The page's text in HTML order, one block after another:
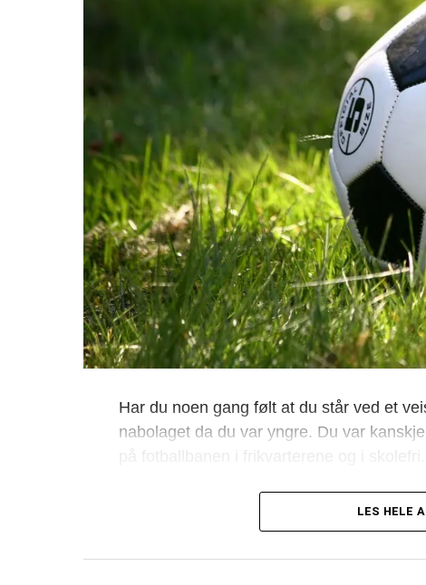
Har du noen gang følt at du står ved et
nabolaget da du var yngre. Du var
LES HELE